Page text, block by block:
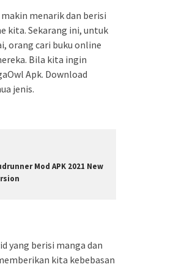
menarik dan berisi
kita. Sekarang ini, untuk
orang cari buku online
Bila kita ingin
Apk. Download
jenis.
Mod APK 2021 New
yang berisi manga dan
kita kebebasan